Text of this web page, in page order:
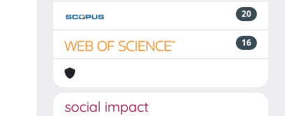
20
16
social impact